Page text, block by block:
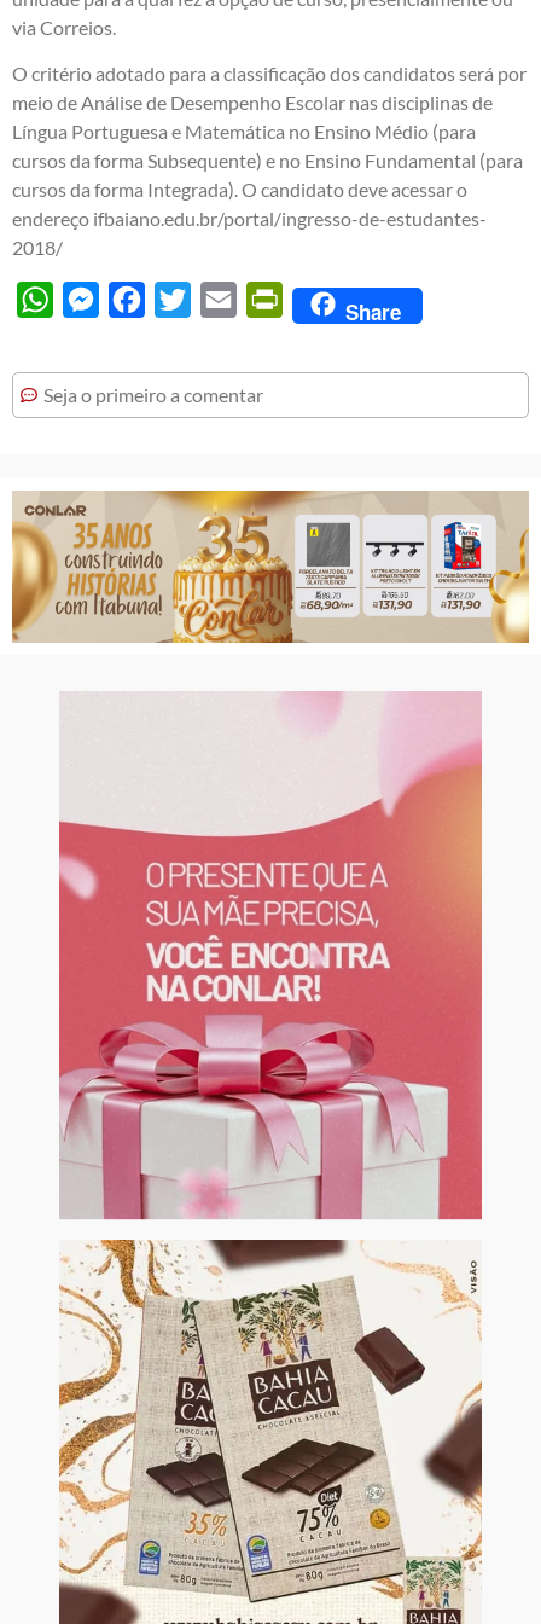
via Correios.
O critério adotado para a classificação dos candidatos será por
meio de Análise de Desempenho Escolar nas disciplinas de
Língua Portuguesa e Matemática no Ensino Médio (para
cursos da forma Subsequente) e no Ensino Fundamental (para
cursos da forma Integrada). O candidato deve acessar o
endereço ifbaiano.edu.br/portal/ingresso-de-estudantes-
2018/
WhatsAppMessengerFacebook
Twitter Email PrintFriendly
Share
Seja o primeiro a comentar